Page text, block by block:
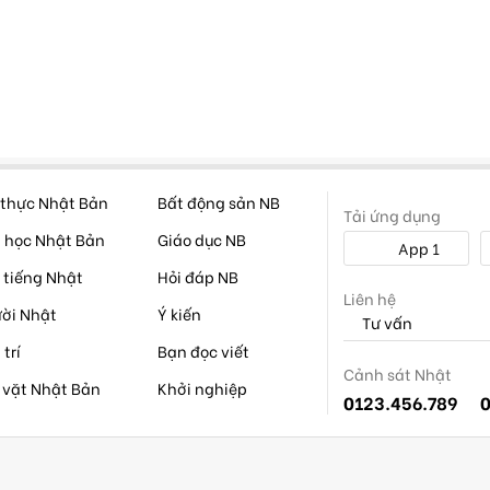
Nhật Bản
học Nhật Bản
tiếng Nhật
Nhật
trí
vặt Nhật Bản
Bất động sản NB
Giáo dục NB
Hỏi đáp NB
Ý kiến
Bạn đọc viết
Khởi nghiệp
Tải ứng dụng
App 1
Liên hệ
Tư vấn
Cảnh sát Nhật
0123.456.789